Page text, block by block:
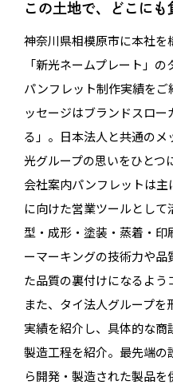
この土地で、どこにも
神奈川県相模原市に本社を
「新光ネームプレート」
パンフレット制作実績を
ッセージはブランドスロ
る」。日本法人と共通の
光グループの思いをひとつ
会社案内パンフレットは
に向けた営業ツールとし
型・成形・塗装・蒸着・
ーマーキングの技術力や
た品質の裏付けになるよう
また、タイ法人グループ
実績を紹介し、具体的な商
製造工程を紹介。最先端
ら開発・製造された製品